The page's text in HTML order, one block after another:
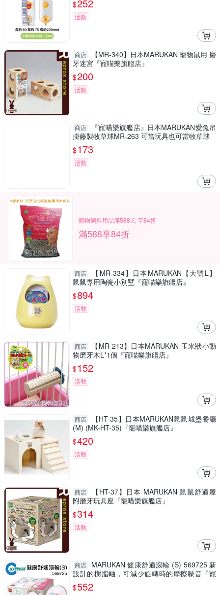
$252
活動
商店
【MR-340】日本MARUKAN 寵物鼠用 磨
牙迷宮『寵喵樂旗艦店』
$200
活動
商店
『寵喵樂旗艦店』日本MARUKAN愛兔吊
掛藤製牧草球MR-263 可當玩具也可當牧草球
$173
活動
寵物飼料用品滿588元 享84折
滿588享84折
商店
【MR-334】日本MARUKAN【大號L】
鼠鼠專用陶瓷小別墅『寵喵樂旗艦店』
$894
活動
商店
【MR-213】日本MARUKAN 玉米狀小動
物磨牙木L*1個『寵喵樂旗艦店』
$152
活動
商店
【HT-35】日本MARUKAN鼠鼠城堡餐廳
(M) (MK-HT-35)『寵喵樂旗艦店』
$420
活動
商店
【HT-37】日本 MARUKAN 鼠鼠舒適屋
附磨牙玩具座『寵喵樂旗艦店』
$314
活動
商店
MARUKAN 健康舒適滾輪 (S) 569725 新
設計的樹脂軸，可減少旋轉時的摩擦噪音『寵
喵樂旗艦店』
$552